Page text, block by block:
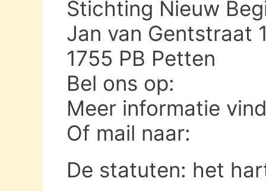
Stichting Nieuw
Jan van Gentstraat
1755 PB Petten
Bel ons op:
Meer informatie
Of mail naar:
De statuten: het